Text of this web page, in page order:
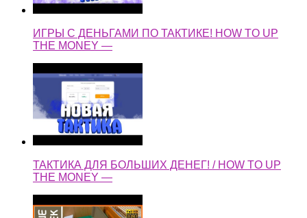
ИГРЫ С ДЕНЬГАМИ ПО ТАКТИКЕ! HOW TO UP
THE MONEY —
ТАКТИКА ДЛЯ БОЛЬШИХ ДЕНЕГ! / HOW TO UP
THE MONEY —